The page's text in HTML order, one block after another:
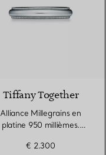
Tiffany Together
Alliance Millegrains en
platine 950 millièmes.
€ 2.300